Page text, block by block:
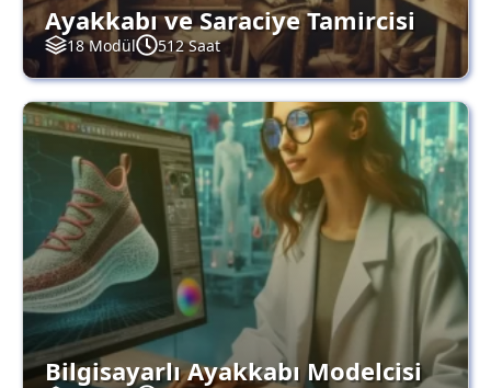
Ayakkabı ve Saraciye Tamircisi
18 Modül 512 Saat
Bilgisayarlı Ayakkabı Modelcisi